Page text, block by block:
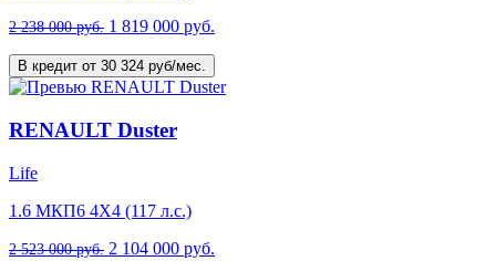
2 238 000 руб. 1 819 000 руб.
В кредит от 30 324 руб/мес.
RENAULT Duster
Life
1.6 МКП6 4Х4 (117 л.с.)
2 523 000 руб. 2 104 000 руб.